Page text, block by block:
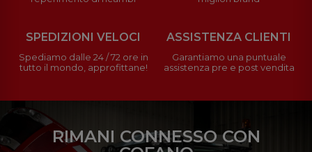
SPEDIZIONI VELOCI
Spediamo dalle 24 / 72 ore in
tutto il mondo, approfittane!
ASSISTENZA CLIENTI
Garantiamo una puntuale
assistenza pre e post vendita
RIMANI CONNESSO CON